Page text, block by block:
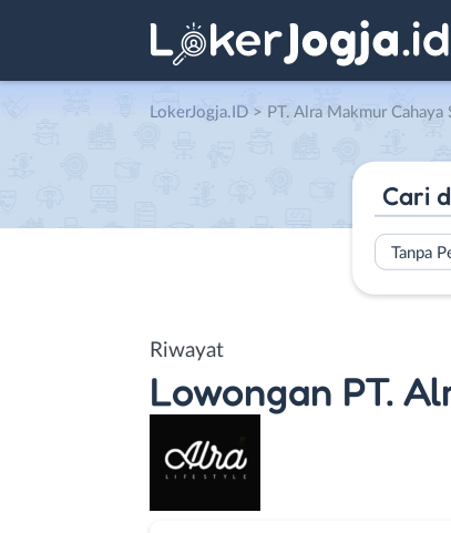
LokerJogja.ID > PT. Alra Makmur Cahaya
Tanpa
Riwayat
Lowongan PT.